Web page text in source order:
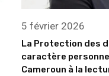
5 février 2026
La Protection des
caractère
Cameroun à la